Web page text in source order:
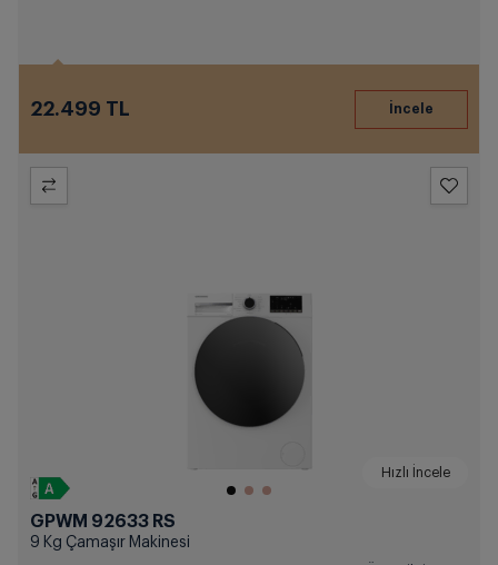
22.499 TL
Hızlı İncele
GPWM 92633 RS
9 Kg Çamaşır Makinesi